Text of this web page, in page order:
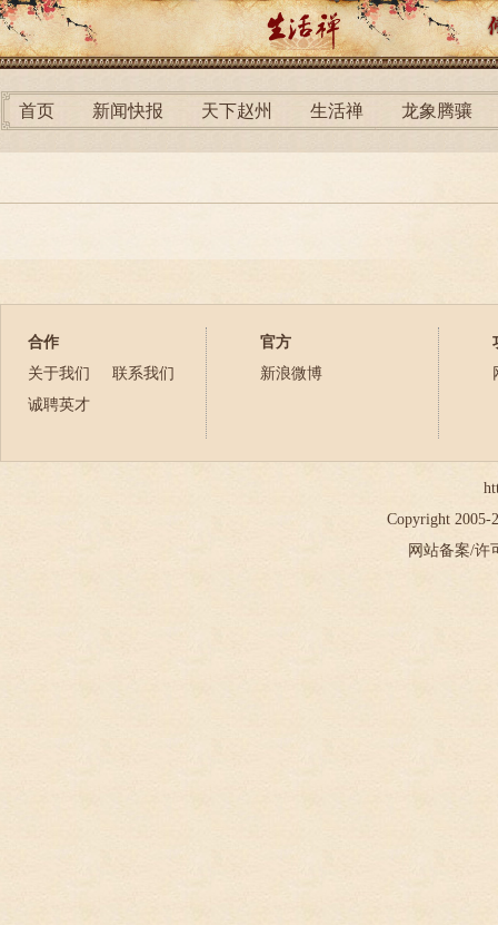
首页 新闻快报 天下赵州 生活禅 龙象腾骧
合作
关于我们
联系我们
诚聘英才
官方
新浪微博
Copyright 2005-
网站备案/许